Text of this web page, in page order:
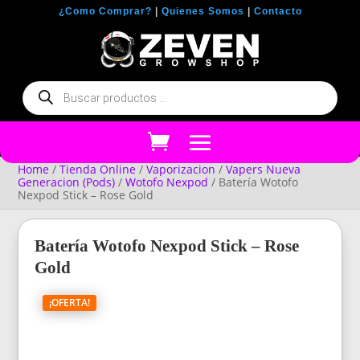
¿Como Comprar? Quienes Somos Contacto
Búsqueda
de
productos
Home /Tienda Online /Vaporizacion /Vapers Nueva
Generacion (Pods) /Wotofo Nexpod / Batería Wotofo
Nexpod Stick – Rose Gold
Batería Wotofo Nexpod Stick – Rose
Gold
¡OFERTA!